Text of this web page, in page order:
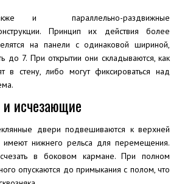
и параллельно-раздвижные
Принцип их действия более
на панели с одинаковой шириной,
до 7. При открытии они складываются, как
стену, либо могут фиксироваться над
исчезающие
двери подвешиваются к верхней
нижнего рельса для перемещения.
в боковом кармане. При полном
опускаются до примыкания с полом, что